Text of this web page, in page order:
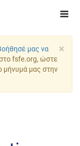
×
μας να
fsfe.org, ώστε
μήνυμά μας στην